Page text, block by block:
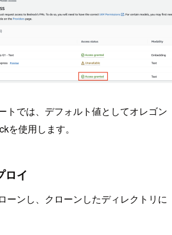
トでは、デフォルト値としてオレゴン
を使用します。
ロイ
ーンし、クローンしたディレクトリに